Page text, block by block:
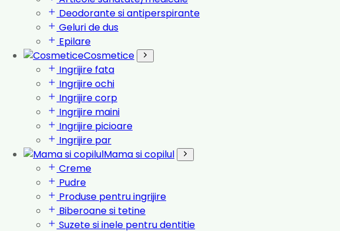
Deodorante si antiperspirante
Geluri de dus
Epilare
Cosmetice
Ingrijire fata
Ingrijire ochi
Ingrijire corp
Ingrijire maini
Ingrijire picioare
Ingrijire par
Mama si copilul
Creme
Pudre
Produse pentru ingrijire
Biberoane si tetine
Suzete si inele pentru dentitie